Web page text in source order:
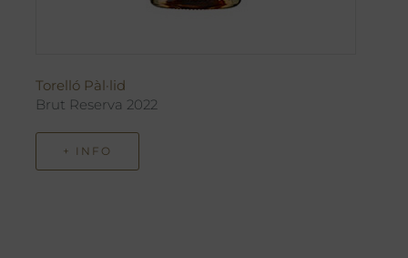
Torelló Pàl·lid
Brut Reserva 2022
+ INFO